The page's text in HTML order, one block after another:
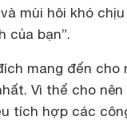
mùi hôi khó
của bạn”.
mang đến
Vì thế cho
tích hợp các